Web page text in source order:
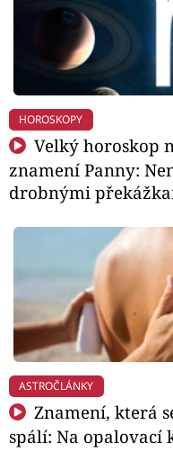
HOROSKOPY
Velký horoskop
znamení Panny:
drobnými
ASTROČLÁNKY
Znamení, která
spálí: Na opalovací